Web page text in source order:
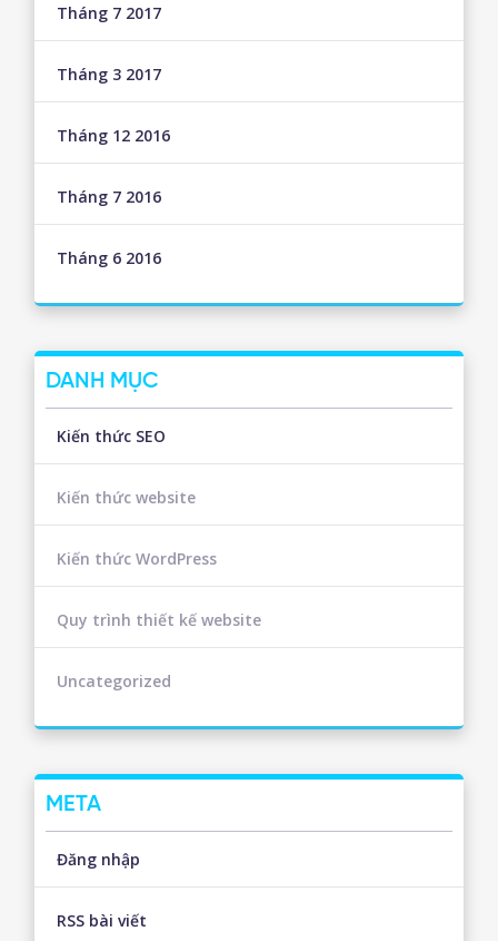
Tháng 7 2017
Tháng 3 2017
Tháng 12 2016
Tháng 7 2016
Tháng 6 2016
DANH MỤC
Kiến thức SEO
Kiến thức website
Kiến thức WordPress
Quy trình thiết kế website
Uncategorized
META
Đăng nhập
RSS bài viết